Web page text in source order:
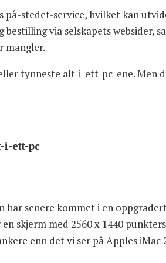
på-stedet-service, hvilket kan
via selskapets websider,
mangler.
tynneste alt-i-ett-pc-ene.
i-ett-pc
har senere kommet i en
skjerm med 2560 x 1440
enn det vi ser på Apples iMac